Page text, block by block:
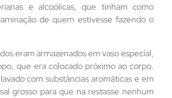
e alcoólicas, que tinham como
de quem estivesse fazendo o
eram armazenados em vaso especial,
que era colocado próximo ao corpo.
com substâncias aromáticas e em
grosso para que na restasse nenhum